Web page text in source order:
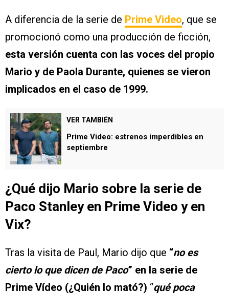
A diferencia de la serie de Prime Video, que se
promocionó como una producción de ficción,
esta versión cuenta con las voces del propio
Mario y de Paola Durante, quienes se vieron
implicados en el caso de 1999.
VER TAMBIÉN
Prime Video: estrenos imperdibles en
septiembre
¿Qué dijo Mario sobre la serie de
Paco Stanley en Prime Video y en
Vix?
Tras la visita de Paul, Mario dijo que “no es
cierto lo que dicen de Paco” en la serie de
Prime Vídeo (¿Quién lo mató?) “qué poca